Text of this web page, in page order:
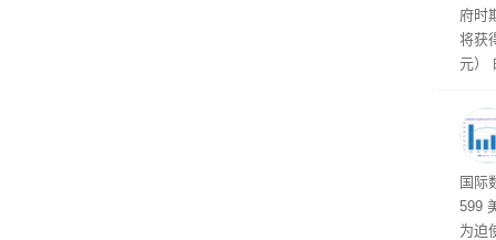
府时
将获
元）
高效
国际
599
为迫